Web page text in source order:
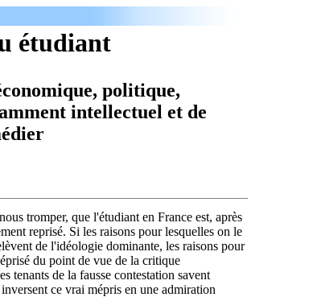
étudiant
politique,
intellectuel et de
tromper, que l'étudiant en France est, après
reprisé. Si les raisons pour lesquelles on le
de l'idéologie dominante, les raisons pour
du point de vue de la critique
tenants de la fausse contestation savent
ce vrai mépris en une admiration